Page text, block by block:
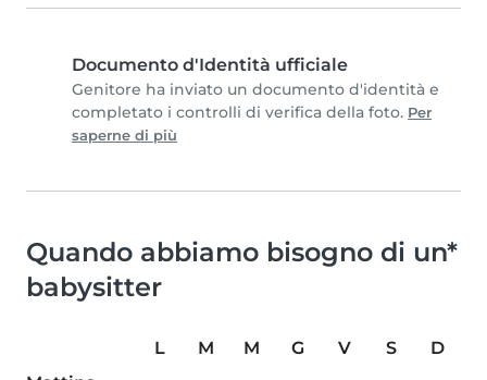
Documento d'Identità ufficiale
Genitore ha inviato un documento d'identità e
completato i controlli di verifica della foto. Per
saperne di più
Quando abbiamo bisogno di un*
babysitter
L M M G V S
D